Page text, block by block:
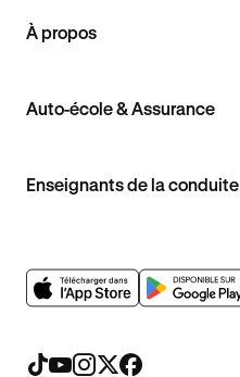
À propos
Auto-école & Assurance
Enseignants de la conduite